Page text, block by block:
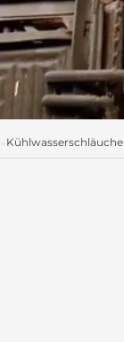
Kühlwasserschläuche